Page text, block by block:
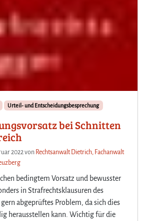
Urteil- und Entscheidungsbesprechung
bei Schnitten
2022von Rechtsanwalt Dietrich, Fachanwalt
bedingtem Vorsatz und bewusster
in Strafrechtsklausuren des
abgeprüftes Problem, da sich dies
herausstellen kann. Wichtig für die